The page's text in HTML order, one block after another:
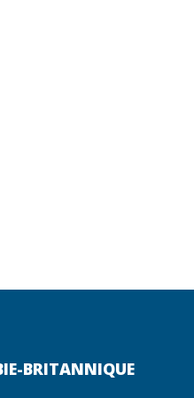
BRITANNIQUE